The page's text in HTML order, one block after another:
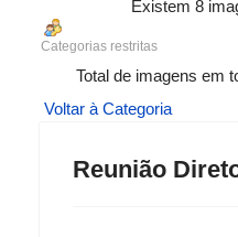
Existem 8
Categorias restritas
Total de imagens em
Voltar à Categoria
Reunião